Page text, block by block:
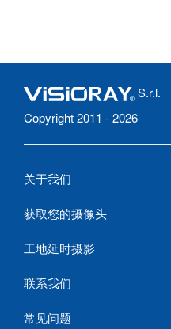
S.r.l.
Copyright 2011 - 2026
关于我们
获取您的摄像头
工地延时摄影
联系我们
常见问题